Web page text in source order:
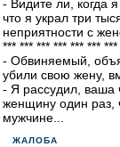
- Видите ли, когда
что я украл три
неприятности с
*** *** *** *** *** ***
- Обвиняемый,
убили свою жену,
- Я рассудил, ваша
женщину один раз,
мужчине...
ЖАЛОБА